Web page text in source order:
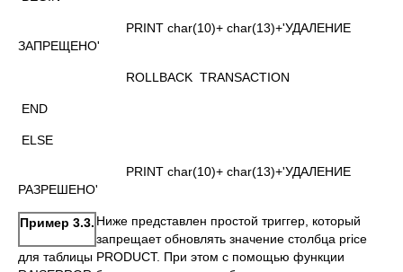
PRINT char(10)+ char(13)+'УДАЛЕНИЕ
ЗАПРЕЩЕНО'
ROLLBACK TRANSACTION
END
ELSE
PRINT char(10)+ char(13)+'УДАЛЕНИЕ
РАЗРЕШЕНО'
Пример 3.3. Ниже представлен простой триггер, который
запрещает обновлять значение столбца price
для таблицы PRODUCT. При этом с помощью функции